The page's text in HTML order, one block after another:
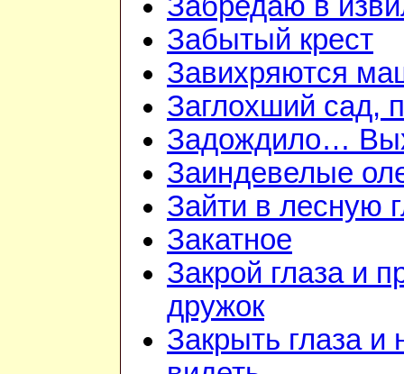
Забредаю в
Забытый крест
Завихряются
Заглохший сад,
Задождило…
Заиндевелые
Зайти в лесную
Закатное
Закрой глаза и
дружок
Закрыть глаза и